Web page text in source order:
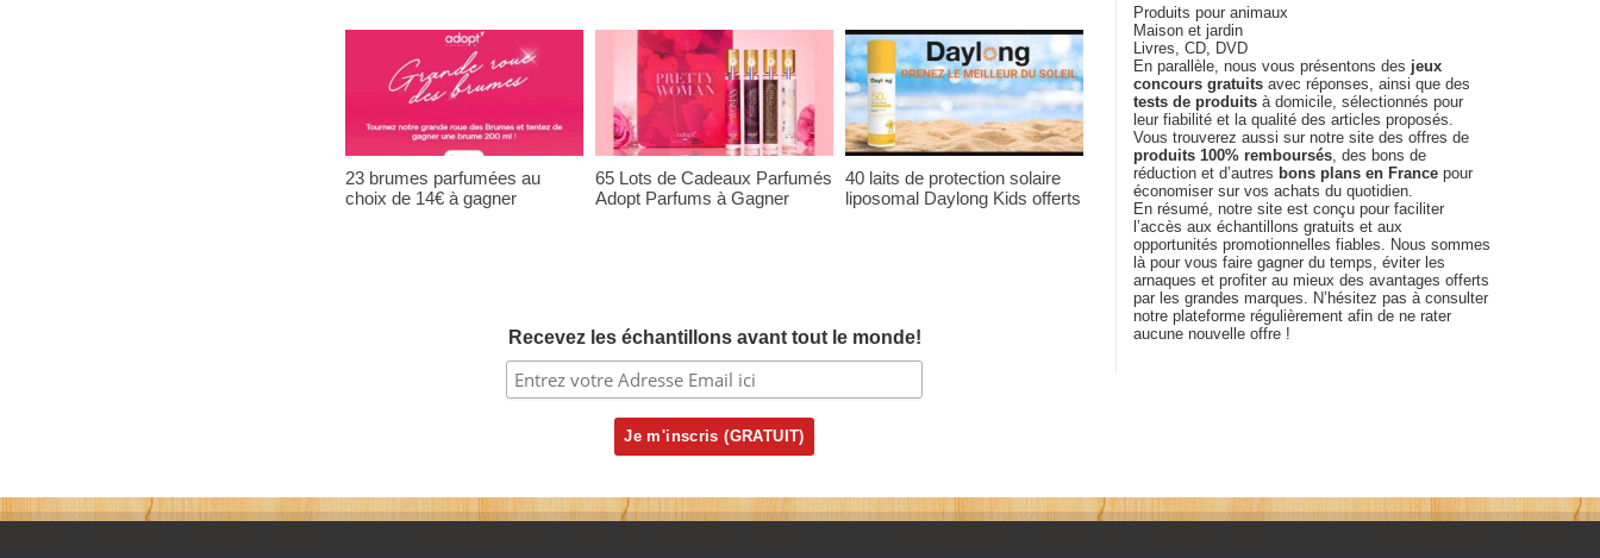
23 brumes parfumées au
choix de 14€ à gagner
65 Lots de Cadeaux Parfumés
Adopt Parfums à Gagner
40 laits de protection solaire
liposomal Daylong Kids offerts
Recevez les échantillons avant tout le monde!
Produits pour animaux
Maison et jardin
Livres, CD, DVD
En parallèle, nous vous présentons des jeux
concours gratuits avec réponses, ainsi que des
tests de produits à domicile, sélectionnés pour
leur fiabilité et la qualité des articles proposés.
Vous trouverez aussi sur notre site des offres de
produits 100% remboursés, des bons de
réduction et d’autres bons plans en France pour
économiser sur vos achats du quotidien.
En résumé, notre site est conçu pour faciliter
l’accès aux échantillons gratuits et aux
opportunités promotionnelles fiables. Nous sommes
là pour vous faire gagner du temps, éviter les
arnaques et profiter au mieux des avantages offerts
par les grandes marques. N’hésitez pas à consulter
notre plateforme régulièrement afin de ne rater
aucune nouvelle offre !